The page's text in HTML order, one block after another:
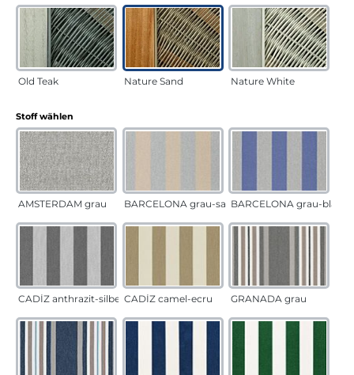
Old Teak Nature Sand Nature White
Stoff wählen
AMSTERDAM grau BARCELONA grau-sandBARCELONA grau-blau
CADÍZ anthrazit-silber CADÍZ camel-ecru GRANADA grau